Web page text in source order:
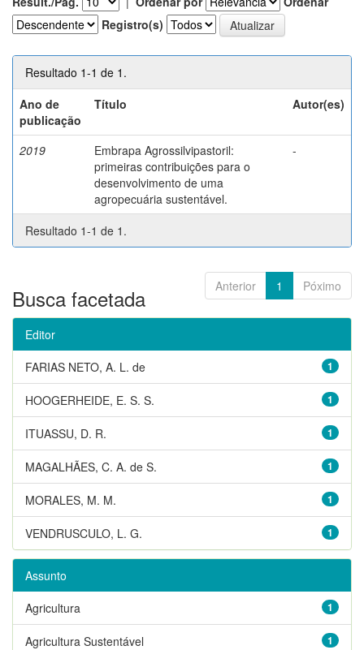
Registro(s)
Resultado 1-1 de 1.
Ano de
publicação
Título Autor(es)
2019
Embrapa Agrossilvipastoril:
primeiras contribuições para o
desenvolvimento de uma
agropecuária sustentável.
-
Resultado 1-1 de 1.
Anterior 1 Póximo
Busca facetada
Editor
1
FARIAS NETO, A. L. de
1
HOOGERHEIDE, E. S. S.
1
ITUASSU, D. R.
1
MAGALHÃES, C. A. de S.
1
MORALES, M. M.
1
VENDRUSCULO, L. G.
Assunto
1
Agricultura
1
Agricultura Sustentável